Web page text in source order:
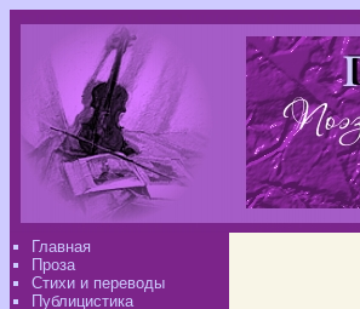
Главная
Проза
Стихи и переводы
Публицистика